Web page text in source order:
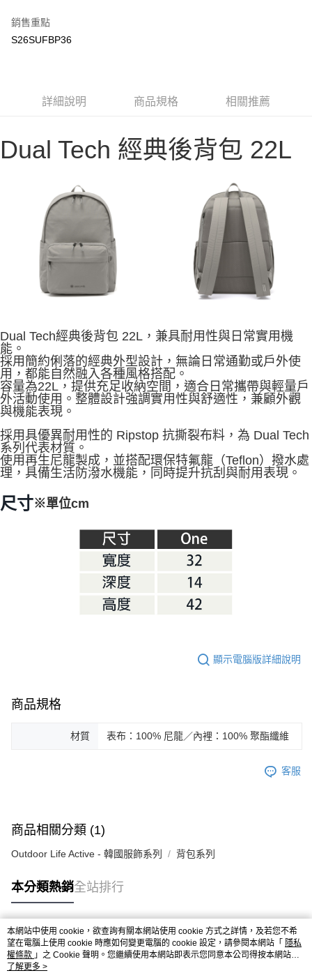
合作金庫商業銀行
華南商業銀行
匯豐（台灣）商業銀行
華泰商業銀行
玉山商業銀行
星展（台灣）商業銀行
台新國際商業銀行
中國信託商業銀行
6 期 0 利率 每期
國泰世華商業銀行
兆豐國際商業銀行
臺灣中小企業銀行
台中商業銀行
遠東國際商業銀行
元大商業銀行
永豐商業銀行
中國信託商業銀行
台灣樂天信用卡公司
Google Pay
相關說明
１．簡單：不需註冊會員、不需綁卡、不需儲值。
２．便利：只要手機號碼，簡訊認證，即可結帳。
３．安心：先確認商品／服務後，再付款。
【「AFTEE先享後付」結帳流程】
１．於結帳方式選擇「AFTEE先享後付」後，將跳轉至「AFTEE先享後付」
結帳頁面，進行簡訊認證並確認金額後，即可完成結帳。
２．訂單成立數日內，您將收到繳費通知簡訊。
３．收到繳費通知簡訊後14天內，點擊此簡訊中的連結，可透過四大超商／
※ 請注意：結帳手續完成當下不需立刻繳費，但若您需要取消訂單，請聯絡
購買商品的店家。未經商家同意取消之訂單仍視為有效，需透過AFTEE先享
後付繳納相關費用。
※ 交易是否成功請以「AFTEE先享後付 」之結帳頁面顯示為準，若有關於
是否繳費成功／繳費後需取消欲退款等相關疑問，請聯繫「AFTEE先享後付
客戶支援中心」https://netprotections.freshdesk.com/support/home
【注意事項】
１．透過由恩沛科技股份有限公司提供之「AFTEE先享後付」服務完成之交
易，需依本服務之必要範圍內提供個人資料，並將交易相關給付款項請求債
權轉讓予恩沛科技股份有限公司。
２．關於個人資料處理事宜，請瀏覽以下網址：
https://aftee.tw/terms/#terms3
「AFTEE先享後付」，若未經同意申辦者引起之損失，本公司不負相關責
４．使用「AFTEE先享後付」時，將依據個別帳號之用戶狀況，依本公司即
時審查核予不同之上限額度；若仍有額度不足之情形，本公司將視審查結果
請求用戶進行身份認證。
５．嚴禁一人註冊多個帳號或使用他人資訊註冊。若發現惡意使用之情形，
恩沛科技股份有限公司將有權停止該用戶之使用額度並採取法律行動。
每筆NT$100，滿NT$2,000(含以上)免運費
銷售重點
S26SUFBP36
詳細說明 商品規格 相關推薦
Dual Tech 經典後背包 22L
Dual Tech經典後背包 22L，兼具耐用性與日常實用機
能。
採用簡約俐落的經典外型設計，無論日常通勤或戶外使
用，都能自然融入各種風格搭配。
容量為22L，提供充足收納空間，適合日常攜帶與輕量戶
外活動使用。整體設計強調實用性與舒適性，兼顧外觀
與機能表現。
採用具優異耐用性的 Ripstop 抗撕裂布料，為 Dual Tech
系列代表材質。
使用再生尼龍製成，並搭配環保特氟龍（Teflon）撥水處
理，具備生活防潑水機能，同時提升抗刮與耐用表現。
尺寸※單位cm
顯示電腦版詳細說明
商品規格
材質 表布：100% 尼龍／內裡：100% 聚酯纖維
客服
商品相關分類 (1)
Outdoor Life Active - 韓國服飾系列 背包系列
本分類熱銷全站排行
熱門標籤
本網站中使用 cookie，欲查詢有關本網站使用 cookie 方式之詳情，及若您不希
望在電腦上使用 cookie 時應如何變更電腦的 cookie 設定，請參閱本網站「 隱私
權條款 」之 Cookie 聲明。您繼續使用本網站即表示您同意本公司得按本網站使
用條款之 Cookie 聲明使用 cookie。
了解更多 >